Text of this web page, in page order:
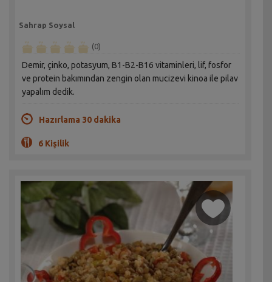
Sahrap Soysal
(0)
Demir, çinko, potasyum, B1-B2-B16 vitaminleri, lif, fosfor
ve protein bakımından zengin olan mucizevi kinoa ile pilav
yapalım dedik.
Hazırlama 30 dakika
6 Kişilik